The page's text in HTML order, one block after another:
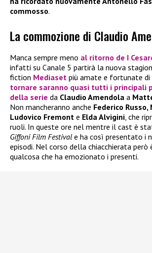
commosso.
La commozione di Claudio
Manca sempre meno al ritorno de I
infatti su Canale 5 partirà la nuova
fiction Mediaset più amate e fortunate di
tornare saranno quasi tutti i principali
della serie da Claudio Amendola a
Non mancheranno anche Federico Russo,
Ludovico Fremont e Elda Alvigini, che
ruoli. In queste ore nel mentre il cast è
Giffoni Film Festival e ha così presentato i
episodi. Nel corso della chiacchierata però
qualcosa che ha emozionato i presenti.